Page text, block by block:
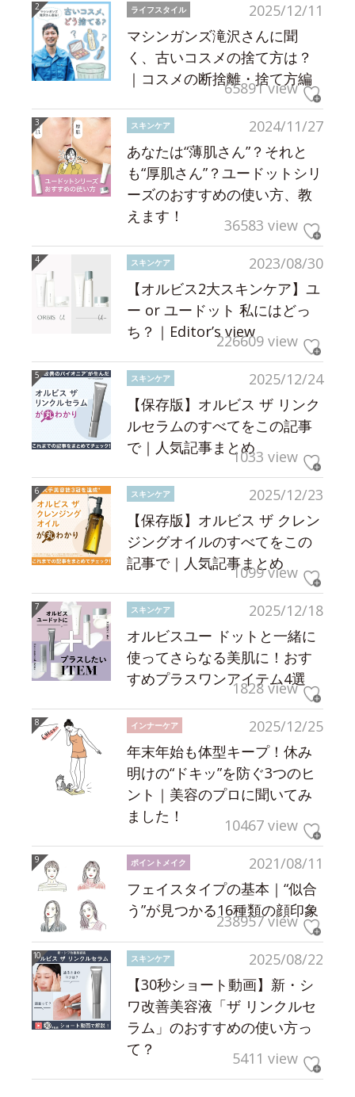
2025/12/11
ライフスタイル
マシンガンズ滝沢さんに聞
く、古いコスメの捨て方は？
｜コスメの断捨離・捨て方編
65891 view
2024/11/27
スキンケア
あなたは“薄肌さん”？それと
も“厚肌さん”？ユードットシリ
ーズのおすすめの使い方、教
えます！
36583 view
2023/08/30
スキンケア
【オルビス2大スキンケア】ユ
ー or ユードット 私にはどっ
ち？｜Editor’s view226609 view
2025/12/24
スキンケア
【保存版】オルビス ザ リンク
ルセラムのすべてをこの記事
で｜人気記事まとめ1033 view
2025/12/23
スキンケア
【保存版】オルビス ザ クレン
ジングオイルのすべてをこの
記事で｜人気記事まとめ
1099 view
2025/12/18
スキンケア
オルビスユー ドットと一緒に
使ってさらなる美肌に！おす
すめプラスワンアイテム4選
1828 view
2025/12/25
インナーケア
年末年始も体型キープ！休み
明けの“ドキッ”を防ぐ3つのヒ
ント｜美容のプロに聞いてみ
ました！
10467 view
2021/08/11
ポイントメイク
フェイスタイプの基本｜“似合
う”が見つかる16種類の顔印象
238957 view
2025/08/22
スキンケア
【30秒ショート動画】新・シ
ワ改善美容液「ザ リンクルセ
ラム」のおすすめの使い方っ
て？
5411 view